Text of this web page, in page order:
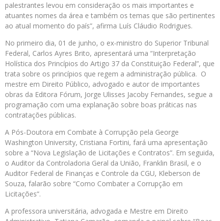
palestrantes levou em consideração os mais importantes e
atuantes nomes da área e também os temas que são pertinentes
ao atual momento do país”, afirma Luís Cláudio Rodrigues.
No primeiro dia, 01 de junho, o ex-ministro do Superior Tribunal
Federal, Carlos Ayres Brito, apresentará uma “Interpretação
Holística dos Princípios do Artigo 37 da Constituição Federal”, que
trata sobre os princípios que regem a administração pública. O
mestre em Direito Público, advogado e autor de importantes
obras da Editora Fórum, Jorge Ulisses Jacoby Fernandes, segue a
programação com uma explanação sobre boas práticas nas
contratações públicas.
A Pós-Doutora em Combate à Corrupção pela George
Washington University, Cristiana Fortini, fará uma apresentação
sobre a “Nova Legislação de Licitações e Contratos”. Em seguida,
o Auditor da Controladoria Geral da União, Franklin Brasil, e o
Auditor Federal de Finanças e Controle da CGU, Kleberson de
Souza, falarão sobre “Como Combater a Corrupção em
Licitações”.
A professora universitária, advogada e Mestre em Direito